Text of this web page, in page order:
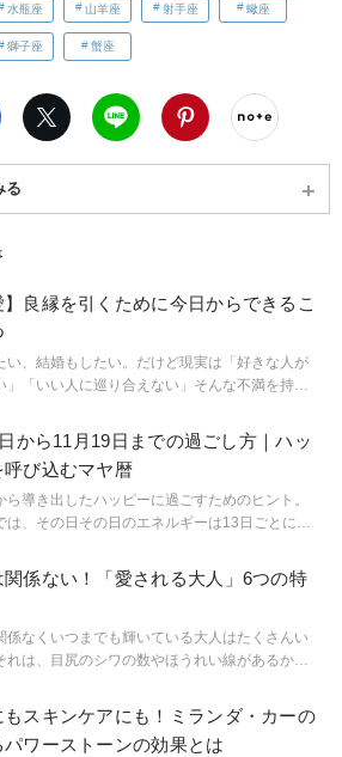
水瓶座 山羊座 射手座 蠍座
獅子座 蟹座
Facebook X（旧twitter）
LINE Pinterest
る
】良縁を引くために今日からできるこ
い、結婚もしたい。だけど現実は「好きな人が
」「いい人に巡り合えない」そんな不満を持っ
る場に行くことが大事ですが、ではその「出会
で良いご縁を引けるようになるには？日々心掛
イントを考えてみました。
から11月19日までの過ごし方｜ハッ
呼び込むマヤ暦
ら導き出したハッピーに過ごすためのヒント。
は、その日その日のエネルギーは13日ごとに区
しく過ごせるの？」「おすすめのヨガポーズ
日ごとにお届けします！
関係ない！「愛される大人」6つの特
係なくいつまでも輝いている大人はたくさんい
れは、目尻のシワの数やほうれい線があるかな
な余裕とも関係がありません。内側から溢れる
きを放つ人だけが持つ特徴とは？
もスキンケアにも！ミランダ・カーの
パワーストーンの効果とは